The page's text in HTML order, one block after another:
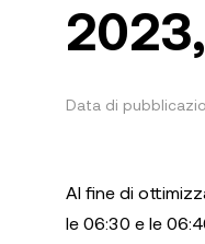
Data di
Al fine di
le 06:30 e le